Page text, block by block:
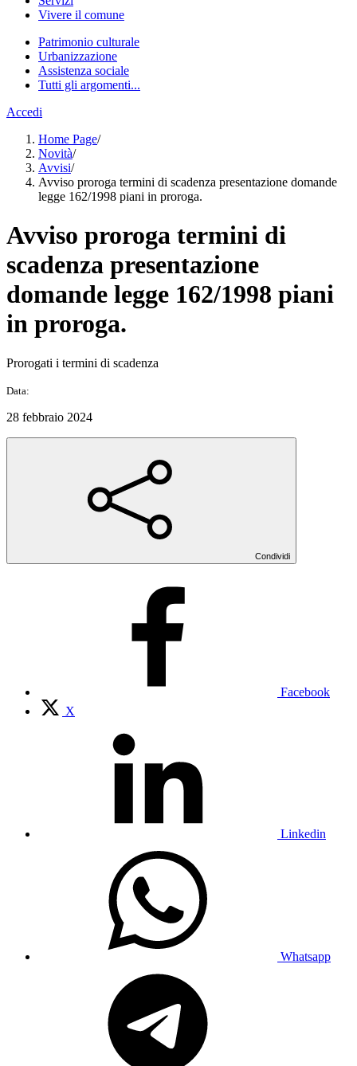
Vivere il comune
Patrimonio culturale
Urbanizzazione
Assistenza sociale
Tutti gli argomenti...
Accedi
Home Page/
Novità/
Avvisi/
Avviso proroga termini di scadenza presentazione domande
legge 162/1998 piani in proroga.
Avviso proroga termini di
scadenza presentazione
domande legge 162/1998 piani
in proroga.
Prorogati i termini di scadenza
Data:
28 febbraio 2024
Condividi
Facebook
X
Linkedin
Whatsapp